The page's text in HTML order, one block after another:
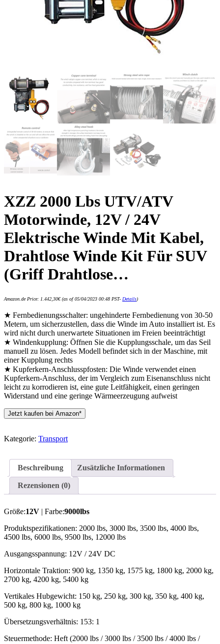
XZZ 2000 Lbs UTV/ATV
Motorwinde, 12V / 24V
Elektrische Winde Mit Kabel,
Drahtlose Winde Kit Für SUV
(Griff Drahtlose…
Amazon.de Price: 1.442,30€(as of 05/04/2023 00:48 PST- Details)
★ Fernbedienungsschalter: ungehinderte Fernbedienung von 30-50
Metern, um sicherzustellen, dass die Winde im Auto installiert ist. Es
wird nicht durch unerwartete Situationen im Freien beeinträchtigt
★ Windenkupplung: Öffnen Sie die Kupplungsschale, um das Seil
manuell zu lösen. Jedes Modell befindet sich in der Maschine, mit
einer Kupplung rechts
★ Kupferkern-Anschlusspfosten: Die Winde verwendet einen
Kupferkern-Anschluss, der im Vergleich zum Eisenanschluss nicht
leicht zu korrodieren ist, eine gute Leitfähigkeit, einen geringen
Widerstand und eine geringe Wärmeerzeugung aufweist
Jetzt kaufen bei Amazon*
Kategorie: Transport
Beschreibung Zusätzliche Informationen
Rezensionen (0)
Größe:12V | Farbe:9000lbs
Produktspezifikationen: 2000 lbs, 3000 lbs, 3500 lbs, 4000 lbs,
4500 lbs, 6000 lbs, 9500 lbs, 12000 lbs
Ausgangsspannung: 12V / 24V DC
Horizontale Traktion: 900 kg, 1350 kg, 1575 kg, 1800 kg, 2000 kg,
2700 kg, 4200 kg, 5400 kg
Vertikales Hubgewicht: 150 kg, 250 kg, 300 kg, 350 kg, 400 kg,
500 kg, 800 kg, 1000 kg
Übersetzungsverhältnis: 153: 1
Steuermethode: Heft (2000 lbs / 3000 lbs / 3500 lbs / 4000 lbs /